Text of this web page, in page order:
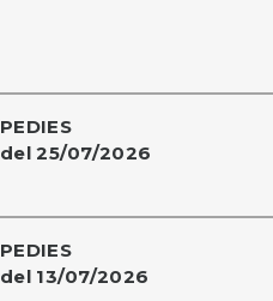
PEDIES
del 25/07/2026
PEDIES
del 13/07/2026